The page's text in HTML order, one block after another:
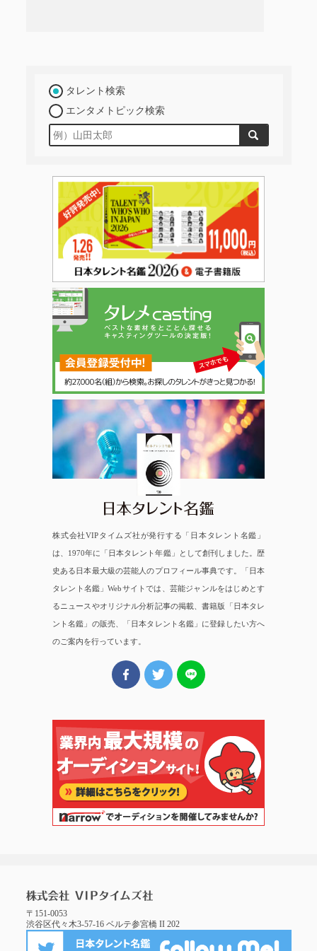
タレント検索
エンタメトピック検索
日本タレント名鑑
株式会社VIPタイムズ社が発行する「日本タレント名鑑」
は、1970年に「日本タレント年鑑」として創刊しました。歴
史ある日本最大級の芸能人のプロフィール事典です。「日本
タレント名鑑」Webサイトでは、芸能ジャンルをはじめとす
るニュースやオリジナル分析記事の掲載、書籍版「日本タレ
ント名鑑」の販売、「日本タレント名鑑」に登録したい方へ
のご案内を行っています。
〒151-0053
渋谷区代々木3-57-16 ベルテ参宮橋 II 202